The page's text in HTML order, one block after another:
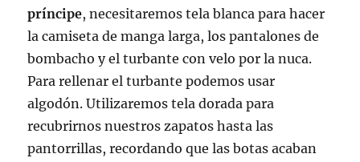
príncipe, necesitaremos tela blanca para hacer
la camiseta de manga larga, los pantalones de
bombacho y el turbante con velo por la nuca.
Para rellenar el turbante podemos usar
algodón. Utilizaremos tela dorada para
recubrirnos nuestros zapatos hasta las
pantorrillas, recordando que las botas acaban